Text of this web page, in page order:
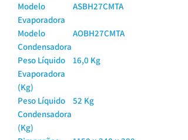
Modelo
Evaporadora
ASBH27CMTA
Modelo
Condensadora
AOBH27CMTA
Peso Líquido
Evaporadora
(Kg)
16,0 Kg
Peso Líquido
Condensadora
(Kg)
52 Kg